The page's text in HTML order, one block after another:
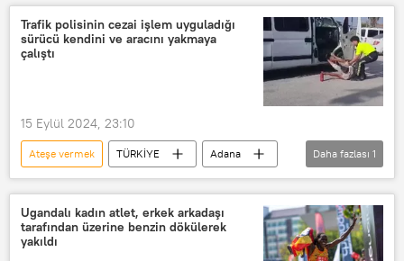
Güvenlik
Trafik polisinin cezai işlem uyguladığı
sürücü kendini ve aracını yakmaya
çalıştı
15 Eylül 2024, 23:10
Ateşe vermek TÜRKİYE
Adana
Servis şoförü
Daha fazlası 1
Ugandalı kadın atlet, erkek arkadaşı
tarafından üzerine benzin dökülerek
yakıldı